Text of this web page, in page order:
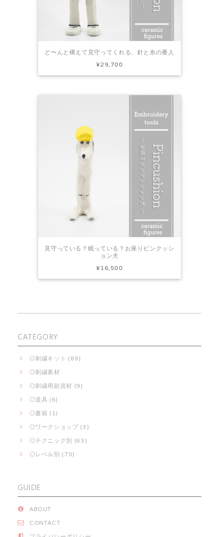
ど〜んと構えて見守ってくれる、針と糸の番人
¥29,700
見守っている？眠っている？お座りピンクッシ
ョン犬
¥16,500
CATEGORY
◎刺繍キット (69)
◎刺繍素材
◎刺繍用副資材 (9)
◎道具 (6)
◎書籍 (1)
◎ワークショップ (3)
◎テクニック別 (63)
◎レベル別 (70)
GUIDE
ABOUT
CONTACT